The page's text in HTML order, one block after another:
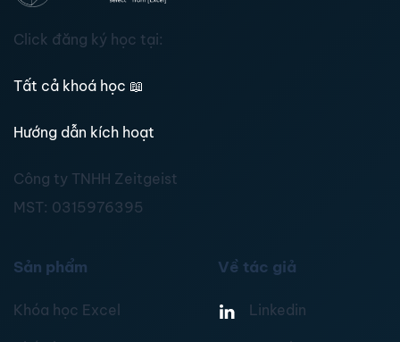
Click đăng ký học tại:
Tất cả khoá học 📖
Hướng dẫn kích hoạt
Công ty TNHH Zeitgeist
MST: 0315976395
Sản phẩm
Khóa học Excel
Về tác giả
Linkedin